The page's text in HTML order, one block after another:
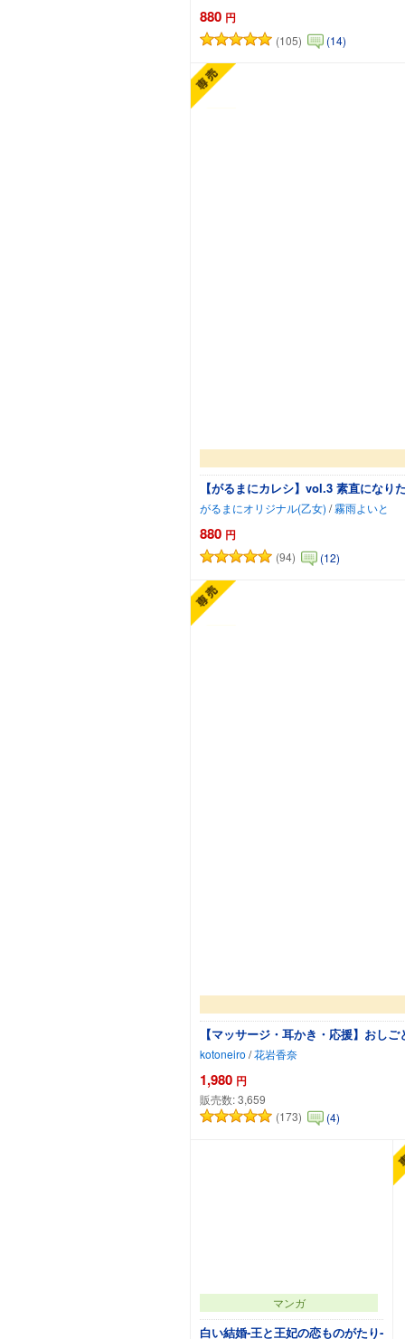
880 円
(105) (14)
【がるまにカレ
がるまにオリジナル(乙女) /霧雨よいと
880 円
(94) (12)
【マッサージ・耳かき・応援】おし
kotoneiro /花岩香奈
1,980 円
販売数:3,659
(173)
(4)
マンガ
白い結婚‐王と王妃の恋ものがたり‐